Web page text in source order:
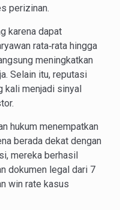
perizinan.
karena dapat
rata‑rata hingga
meningkatkan
Selain itu, reputasi
kali menjadi sinyal
hukum menempatkan
berada dekat dengan
mereka berhasil
dokumen legal dari 7
win rate kasus